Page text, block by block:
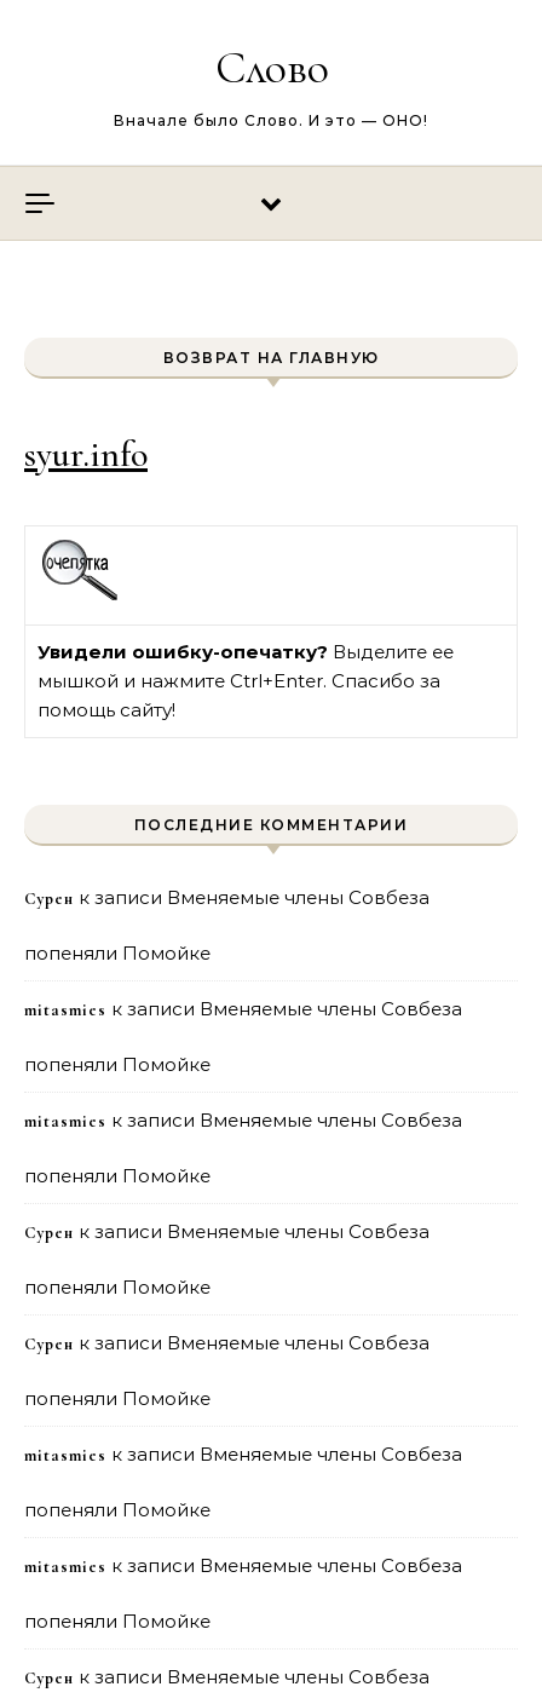
Слово
Вначале было Слово. И это — ОНО!
ВОЗВРАТ НА ГЛАВНУЮ
syur.info
Увидели ошибку-опечатку? Выделите ее
мышкой и нажмите Ctrl+Enter. Спасибо за
помощь сайту!
ПОСЛЕДНИЕ КОММЕНТАРИИ
Сурен к записи Вменяемые члены Совбеза
попеняли Помойке
mitasmies к записи Вменяемые члены Совбеза
попеняли Помойке
mitasmies к записи Вменяемые члены Совбеза
попеняли Помойке
Сурен к записи Вменяемые члены Совбеза
попеняли Помойке
Сурен к записи Вменяемые члены Совбеза
попеняли Помойке
mitasmies к записи Вменяемые члены Совбеза
попеняли Помойке
mitasmies к записи Вменяемые члены Совбеза
попеняли Помойке
Сурен к записи Вменяемые члены Совбеза